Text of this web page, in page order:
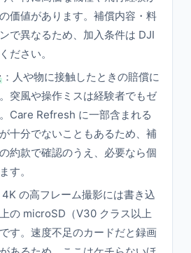
価値があります。補償内容・料
で異なるため、加入条件は DJI
ださい。
：人や物に接触したときの賠償に
突風や操作ミスは経験者でもゼ
Care Refresh に一部含まれる
十分でないこともあるため、補
約款で確認のうえ、必要なら個
す。
4K の高フレーム撮影には書き込
の microSD（V30 クラス以上
す。速度不足のカードだと録画